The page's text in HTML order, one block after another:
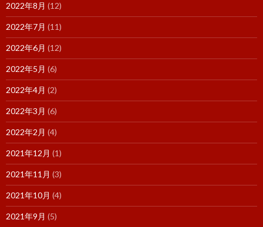
2022年8月 (12)
2022年7月 (11)
2022年6月 (12)
2022年5月 (6)
2022年4月 (2)
2022年3月 (6)
2022年2月 (4)
2021年12月 (1)
2021年11月 (3)
2021年10月 (4)
2021年9月 (5)